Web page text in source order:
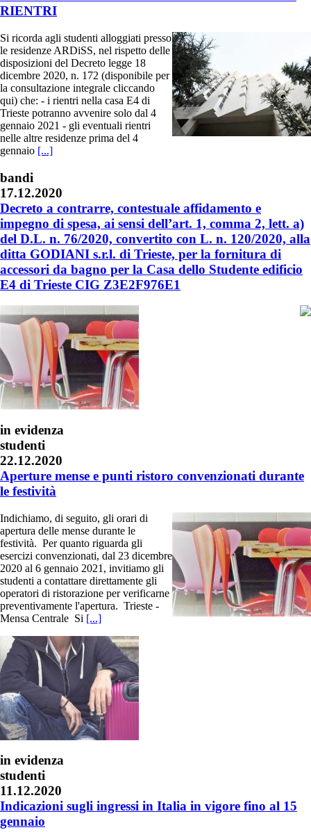
RIENTRI
Si ricorda agli studenti alloggiati presso
le residenze ARDiSS, nel rispetto delle
disposizioni del Decreto legge 18
dicembre 2020, n. 172 (disponibile per
la consultazione integrale cliccando
qui) che: - i rientri nella casa E4 di
Trieste potranno avvenire solo dal 4
gennaio 2021 - gli eventuali rientri
nelle altre residenze prima del 4
gennaio [...]
bandi
17.12.2020
Decreto a contrarre, contestuale affidamento e
impegno di spesa, ai sensi dell’art. 1, comma 2, lett. a)
del D.L. n. 76/2020, convertito con L. n. 120/2020, alla
ditta GODIANI s.r.l. di Trieste, per la fornitura di
accessori da bagno per la Casa dello Studente edificio
E4 di Trieste CIG Z3E2F976E1
in evidenza
studenti
22.12.2020
Aperture mense e punti ristoro convenzionati durante
le festività
Indichiamo, di seguito, gli orari di
apertura delle mense durante le
festività. Per quanto riguarda gli
esercizi convenzionati, dal 23 dicembre
2020 al 6 gennaio 2021, invitiamo gli
studenti a contattare direttamente gli
operatori di ristorazione per verificarne
preventivamente l'apertura. Trieste -
Mensa Centrale Si [...]
in evidenza
studenti
11.12.2020
Indicazioni sugli ingressi in Italia in vigore fino al 15
gennaio